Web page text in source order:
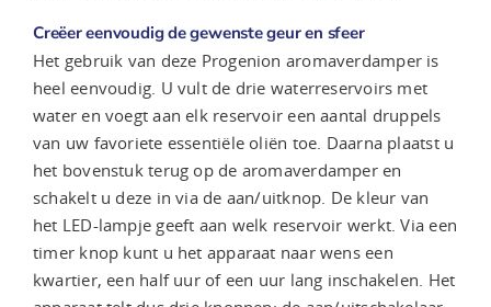
Creëer eenvoudig de gewenste geur en sfeer
Het gebruik van deze Progenion aromaverdamper is
heel eenvoudig. U vult de drie waterreservoirs met
water en voegt aan elk reservoir een aantal druppels
van uw favoriete essentiële oliën toe. Daarna plaatst u
het bovenstuk terug op de aromaverdamper en
schakelt u deze in via de aan/uitknop. De kleur van
het LED-lampje geeft aan welk reservoir werkt. Via een
timer knop kunt u het apparaat naar wens een
kwartier, een half uur of een uur lang inschakelen. Het